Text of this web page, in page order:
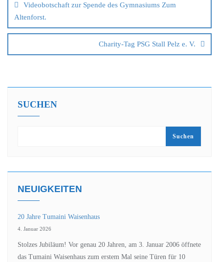
Videobotschaft zur Spende des Gymnasiums Zum
Altenforst.
Charity-Tag PSG Stall Pelz e. V.
SUCHEN
Suchen
NEUIGKEITEN
20 Jahre Tumaini Waisenhaus
4. Januar 2026
Stolzes Jubiläum! Vor genau 20 Jahren, am 3. Januar 2006 öffnete
das Tumaini Waisenhaus zum erstem Mal seine Türen für 10